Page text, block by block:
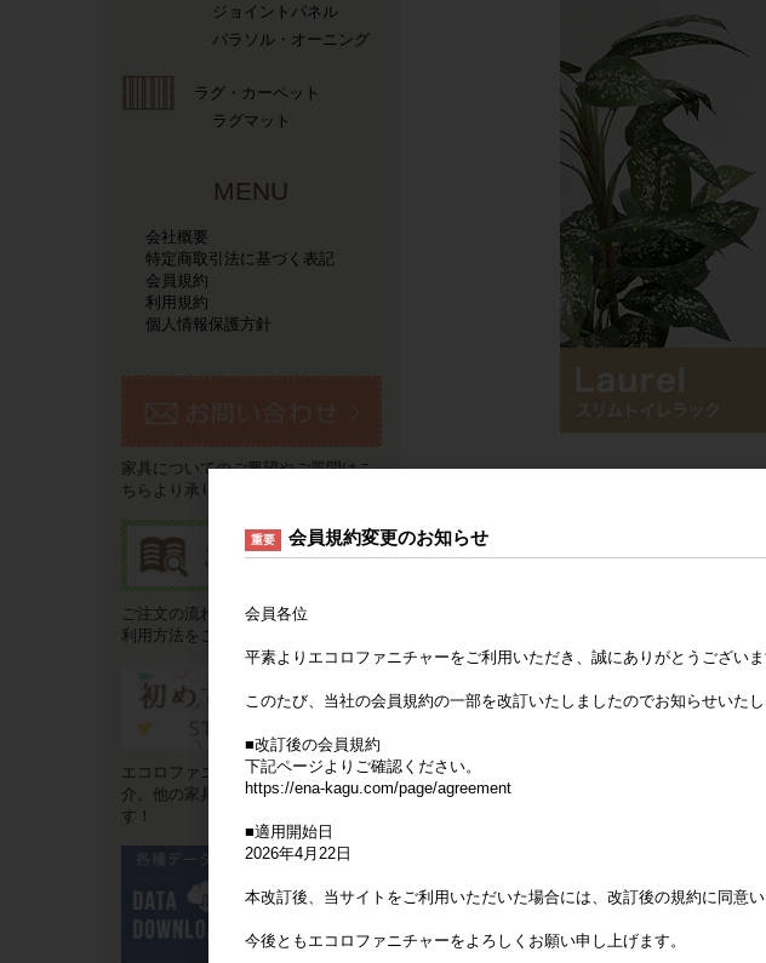
ジョイントパネル
パラソル・オーニング
ラグ・カーペット
ラグマット
MENU
会社概要
特定商取引法に基づく表記
会員規約
利用規約
個人情報保護方針
家具についてのご要望やご質問はこ
ちらより承ります。
ご注文の流れやお支払い方法などご
利用方法をご説明いたします。
エコロファニチャーの"強み"をご紹
介。他の家具卸サイトとは違いま
す！
重要 会員規約変更のお知らせ
会員各位
平素よりエコロファニチャーをご利用いただき、誠にありがとうございま
このたび、当社の会員規約の一部を改訂いたしましたのでお知らせいたし
■改訂後の会員規約
下記ページよりご確認ください。
https://ena-kagu.com/page/agreement
■適用開始日
2026年4月22日
本改訂後、当サイトをご利用いただいた場合には、改訂後の規約に同意い
今後ともエコロファニチャーをよろしくお願い申し上げます。